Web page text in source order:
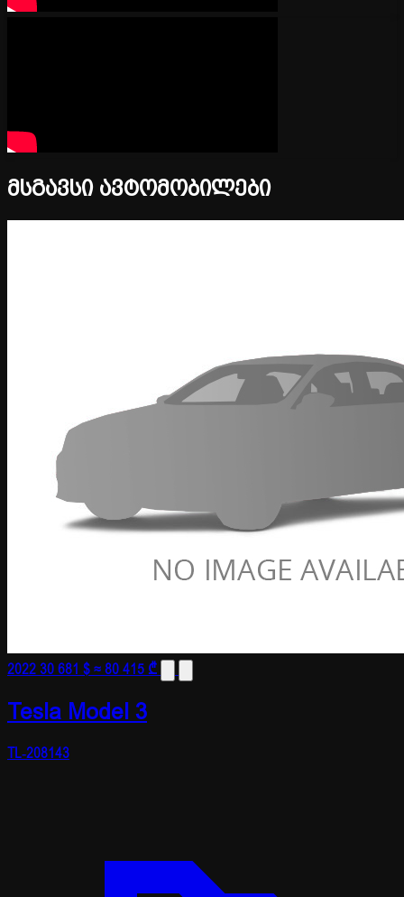
მსგავსი ავტომობილები
202230 681 $≈ 80 415 ₾
Tesla Model 3
TL-208143